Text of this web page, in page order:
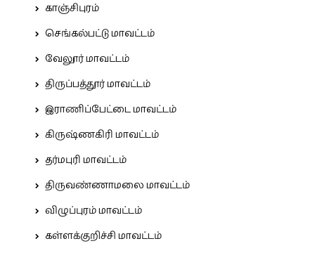
காஞ்சிபுரம்
செங்கல்பட்டு மாவட்டம்
வேலூர் மாவட்டம்
திருப்பத்தூர் மாவட்டம்
இராணிப்பேட்டை மாவட்டம்
கிருஷ்ணகிரி மாவட்டம்
தர்மபுரி மாவட்டம்
திருவண்ணாமலை மாவட்டம்
விழுப்புரம் மாவட்டம்
கள்ளக்குறிச்சி மாவட்டம்